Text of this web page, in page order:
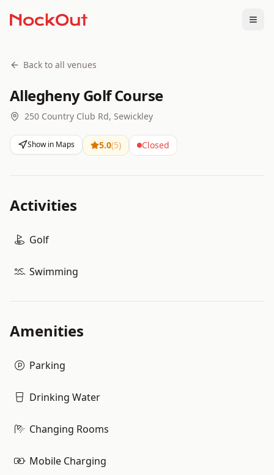
Back to all venues
Allegheny Golf Course
250 Country Club Rd, Sewickley
Show in Maps 5.0(5) Closed
Activities
Golf
Swimming
Amenities
Parking
Drinking Water
Changing Rooms
Mobile Charging